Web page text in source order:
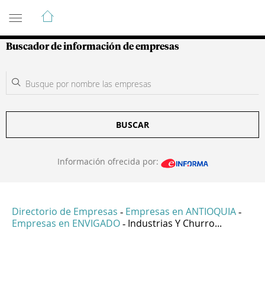
Guía de Empresas Colombianas
Buscador de información de empresas
BUSCAR
Información ofrecida por:
Directorio de Empresas - Empresas en ANTIOQUIA -
Empresas en ENVIGADO - Industrias Y Churro...